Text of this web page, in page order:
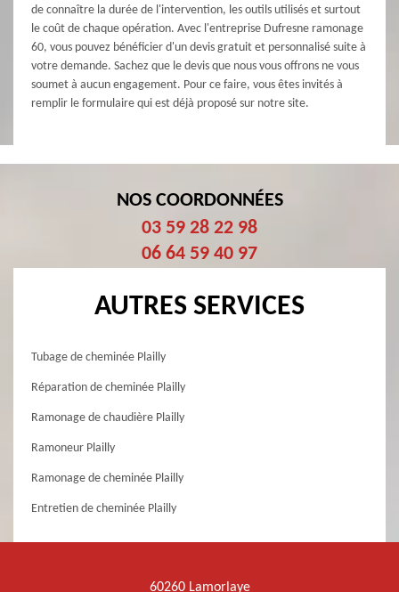
de connaître la durée de l'intervention, les outils utilisés et surtout
le coût de chaque opération. Avec l'entreprise Dufresne ramonage
60, vous pouvez bénéficier d'un devis gratuit et personnalisé suite à
votre demande. Sachez que le devis que nous vous offrons ne vous
soumet à aucun engagement. Pour ce faire, vous êtes invités à
remplir le formulaire qui est déjà proposé sur notre site.
NOS COORDONNÉES
03 59 28 22 98
06 64 59 40 97
AUTRES SERVICES
Tubage de cheminée Plailly
Réparation de cheminée Plailly
Ramonage de chaudière Plailly
Ramoneur Plailly
Ramonage de cheminée Plailly
Entretien de cheminée Plailly
60260 Lamorlaye